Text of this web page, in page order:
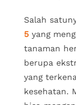
Salah
5 yang
tanaman
berupa
yang
kesehatan.